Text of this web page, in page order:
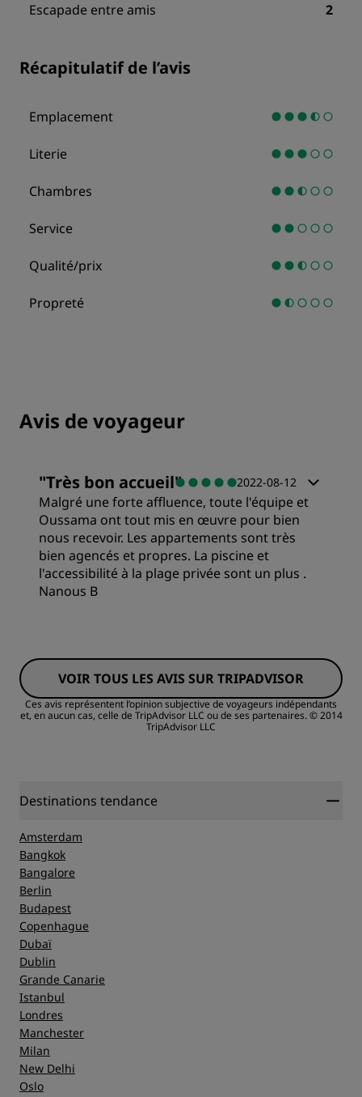
Escapade entre amis 2
Récapitulatif de l’avis
Emplacement
Literie
Chambres
Service
Qualité/prix
Propreté
Avis de voyageur
"Très bon accueil" 2022-08-12
Malgré une forte affluence, toute l'équipe et
Oussama ont tout mis en œuvre pour bien
nous recevoir. Les appartements sont très
bien agencés et propres. La piscine et
l'accessibilité à la plage privée sont un plus .
Nanous B
Qualité/prix
Service
VOIR TOUS LES AVIS SUR TRIPADVISOR
Ces avis représentent l’opinion subjective de voyageurs indépendants
et, en aucun cas, celle de TripAdvisor LLC ou de ses partenaires. © 2014
TripAdvisor LLC
Destinations tendance
Amsterdam
Bangkok
Bangalore
Berlin
Budapest
Copenhague
Dubaï
Dublin
Grande Canarie
Istanbul
Londres
Manchester
Milan
New Delhi
Oslo